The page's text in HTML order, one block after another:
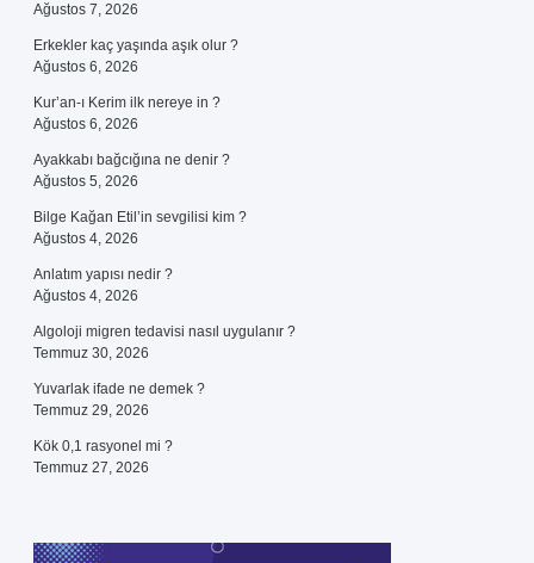
Ağustos 7, 2026
Erkekler kaç yaşında aşık olur ?
Ağustos 6, 2026
Kur’an-ı Kerim ilk nereye in ?
Ağustos 6, 2026
Ayakkabı bağcığına ne denir ?
Ağustos 5, 2026
Bilge Kağan Etil’in sevgilisi kim ?
Ağustos 4, 2026
Anlatım yapısı nedir ?
Ağustos 4, 2026
Algoloji migren tedavisi nasıl uygulanır ?
Temmuz 30, 2026
Yuvarlak ifade ne demek ?
Temmuz 29, 2026
Kök 0,1 rasyonel mi ?
Temmuz 27, 2026